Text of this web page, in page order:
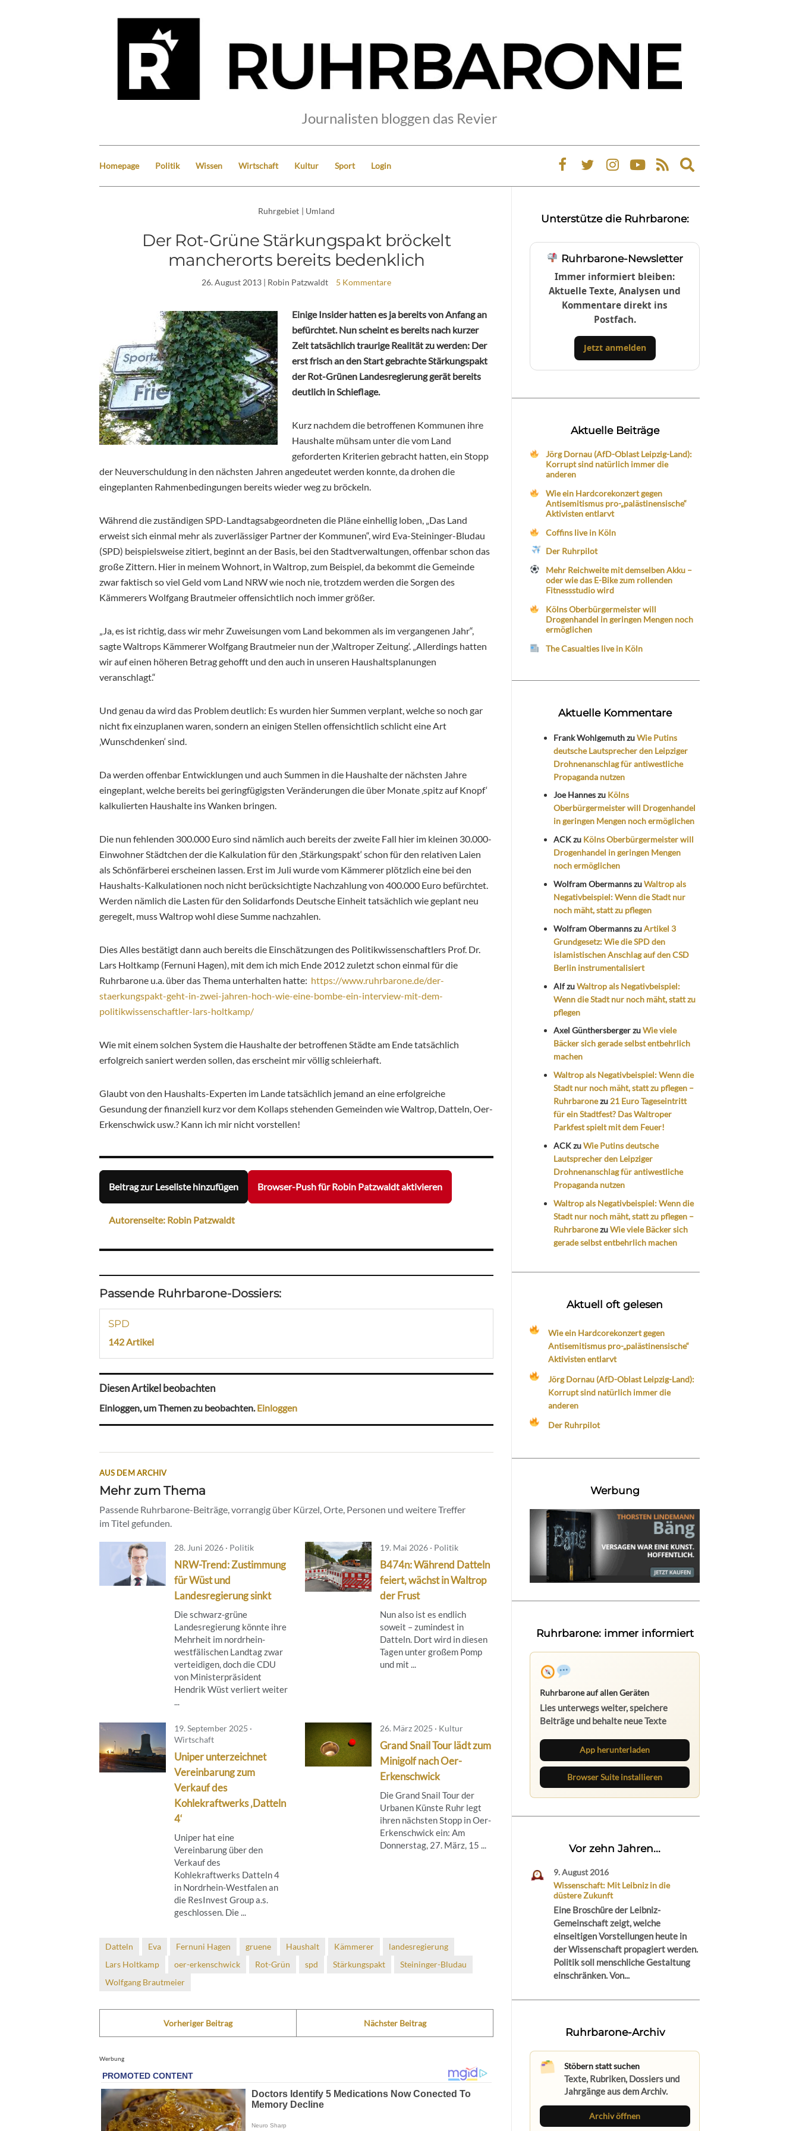
Journalisten bloggen das Revier
Homepage Politik Wissen Wirtschaft Kultur Sport Login
Expand
search
Ruhrgebiet | Umland
Der Rot-Grüne Stärkungspakt bröckelt
mancherorts bereits bedenklich
26. August 2013 | Robin Patzwaldt 5 Kommentare
Einige Insider hatten es ja bereits von Anfang an
befürchtet. Nun scheint es bereits nach kurzer
Zeit tatsächlich traurige Realität zu werden: Der
erst frisch an den Start gebrachte Stärkungspakt
der Rot-Grünen Landesregierung gerät bereits
deutlich in Schieflage.
Kurz nachdem die betroffenen Kommunen ihre
Haushalte mühsam unter die vom Land
geforderten Kriterien gebracht hatten, ein Stopp
der Neuverschuldung in den nächsten Jahren angedeutet werden konnte, da drohen die
eingeplanten Rahmenbedingungen bereits wieder weg zu bröckeln.
Während die zuständigen SPD-Landtagsabgeordneten die Pläne einhellig loben, „Das Land
erweist sich einmal mehr als zuverlässiger Partner der Kommunen“, wird Eva-Steininger-Bludau
(SPD) beispielsweise zitiert, beginnt an der Basis, bei den Stadtverwaltungen, offenbar schon das
große Zittern. Hier in meinem Wohnort, in Waltrop, zum Beispiel, da bekommt die Gemeinde
zwar faktisch so viel Geld vom Land NRW wie noch nie, trotzdem werden die Sorgen des
Kämmerers Wolfgang Brautmeier offensichtlich noch immer größer.
„Ja, es ist richtig, dass wir mehr Zuweisungen vom Land bekommen als im vergangenen Jahr“,
sagte Waltrops Kämmerer Wolfgang Brautmeier nun der ‚Waltroper Zeitung‘. „Allerdings hatten
wir auf einen höheren Betrag gehofft und den auch in unseren Haushaltsplanungen
veranschlagt.“
Und genau da wird das Problem deutlich: Es wurden hier Summen verplant, welche so noch gar
nicht fix einzuplanen waren, sondern an einigen Stellen offensichtlich schlicht eine Art
‚Wunschdenken‘ sind.
Da werden offenbar Entwicklungen und auch Summen in die Haushalte der nächsten Jahre
eingeplant, welche bereits bei geringfügigsten Veränderungen die über Monate ‚spitz auf Knopf‘
kalkulierten Haushalte ins Wanken bringen.
Die nun fehlenden 300.000 Euro sind nämlich auch bereits der zweite Fall hier im kleinen 30.000-
Einwohner Städtchen der die Kalkulation für den ‚Stärkungspakt‘ schon für den relativen Laien
als Schönfärberei erscheinen lassen. Erst im Juli wurde vom Kämmerer plötzlich eine bei den
Haushalts-Kalkulationen noch nicht berücksichtigte Nachzahlung von 400.000 Euro befürchtet.
Werden nämlich die Lasten für den Solidarfonds Deutsche Einheit tatsächlich wie geplant neu
geregelt, muss Waltrop wohl diese Summe nachzahlen.
Dies Alles bestätigt dann auch bereits die Einschätzungen des Politikwissenschaftlers Prof. Dr.
Lars Holtkamp (Fernuni Hagen), mit dem ich mich Ende 2012 zuletzt schon einmal für die
Ruhrbarone u.a. über das Thema unterhalten hatte: https://www.ruhrbarone.de/der-
staerkungspakt-geht-in-zwei-jahren-hoch-wie-eine-bombe-ein-interview-mit-dem-
politikwissenschaftler-lars-holtkamp/
Wie mit einem solchen System die Haushalte der betroffenen Städte am Ende tatsächlich
erfolgreich saniert werden sollen, das erscheint mir völlig schleierhaft.
Glaubt von den Haushalts-Experten im Lande tatsächlich jemand an eine erfolgreiche
Gesundung der finanziell kurz vor dem Kollaps stehenden Gemeinden wie Waltrop, Datteln, Oer-
Erkenschwick usw.? Kann ich mir nicht vorstellen!
Beitrag zur Leseliste hinzufügen Browser-Push für Robin Patzwaldt aktivieren
Autorenseite: Robin Patzwaldt
Passende Ruhrbarone-Dossiers:
SPD
142 Artikel
Diesen Artikel beobachten
Einloggen, um Themen zu beobachten.Einloggen
AUS DEM ARCHIV
Mehr zum Thema
Passende Ruhrbarone-Beiträge, vorrangig über Kürzel, Orte, Personen und weitere Treffer
im Titel gefunden.
28. Juni 2026 · Politik
NRW-Trend: Zustimmung
für Wüst und
Landesregierung sinkt
Die schwarz-grüne
Landesregierung könnte ihre
Mehrheit im nordrhein-
westfälischen Landtag zwar
verteidigen, doch die CDU
von Ministerpräsident
Hendrik Wüst verliert weiter
19. Mai 2026 · Politik
B474n: Während Datteln
feiert, wächst in Waltrop
der Frust
Nun also ist es endlich
soweit – zumindest in
Datteln. Dort wird in diesen
Tagen unter großem Pomp
und mit ...
19. September 2025 ·
Wirtschaft
Uniper unterzeichnet
Vereinbarung zum
Verkauf des
Kohlekraftwerks ‚Datteln
4‘
Uniper hat eine
Vereinbarung über den
Verkauf des
Kohlekraftwerks Datteln 4
in Nordrhein-Westfalen an
die ResInvest Group a.s.
geschlossen. Die ...
26. März 2025 · Kultur
Grand Snail Tour lädt zum
Minigolf nach Oer-
Erkenschwick
Die Grand Snail Tour der
Urbanen Künste Ruhr legt
ihren nächsten Stopp in Oer-
Erkenschwick ein: Am
Donnerstag, 27. März, 15 ...
Datteln Eva Fernuni Hagen gruene Haushalt Kämmerer
landesregierung
Lars Holtkamp
oer-erkenschwick Rot-Grün spd Stärkungspakt
Steininger-Bludau
Wolfgang Brautmeier
Vorheriger Beitrag Nächster Beitrag
Werbung
Unterstütze die Ruhrbarone:
Ruhrbarone-Newsletter
Immer informiert bleiben:
Aktuelle Texte, Analysen und
Kommentare direkt ins
Postfach.
Jetzt anmelden
Aktuelle Beiträge
Jörg Dornau (AfD-Oblast Leipzig-Land):
Korrupt sind natürlich immer die
anderen
Wie ein Hardcorekonzert gegen
Antisemitismus pro-„palästinensische“
Aktivisten entlarvt
Coffins live in Köln
Der Ruhrpilot
Mehr Reichweite mit demselben Akku –
oder wie das E-Bike zum rollenden
Fitnessstudio wird
Kölns Oberbürgermeister will
Drogenhandel in geringen Mengen noch
ermöglichen
The Casualties live in Köln
Aktuelle Kommentare
Frank WohlgemuthzuWie Putins
deutsche Lautsprecher den Leipziger
Drohnenanschlag für antiwestliche
Propaganda nutzen
Joe Hanneszu Kölns
Oberbürgermeister will Drogenhandel
in geringen Mengen noch ermöglichen
ACKzu Kölns Oberbürgermeister will
Drogenhandel in geringen Mengen
noch ermöglichen
Wolfram ObermannszuWaltrop als
Negativbeispiel: Wenn die Stadt nur
noch mäht, statt zu pflegen
Wolfram ObermannszuArtikel 3
Grundgesetz: Wie die SPD den
islamistischen Anschlag auf den CSD
Berlin instrumentalisiert
AlfzuWaltrop als Negativbeispiel:
Wenn die Stadt nur noch mäht, statt zu
pflegen
Axel GünthersbergerzuWie viele
Bäcker sich gerade selbst entbehrlich
machen
Waltrop als Negativbeispiel: Wenn die
Stadt nur noch mäht, statt zu pflegen –
Ruhrbaronezu 21 Euro Tageseintritt
für ein Stadtfest? Das Waltroper
Parkfest spielt mit dem Feuer!
ACKzuWie Putins deutsche
Lautsprecher den Leipziger
Drohnenanschlag für antiwestliche
Propaganda nutzen
Waltrop als Negativbeispiel: Wenn die
Stadt nur noch mäht, statt zu pflegen –
RuhrbaronezuWie viele Bäcker sich
gerade selbst entbehrlich machen
Aktuell oft gelesen
Wie ein Hardcorekonzert gegen
Antisemitismus pro-„palästinensische“
Aktivisten entlarvt
Jörg Dornau (AfD-Oblast Leipzig-Land):
Korrupt sind natürlich immer die
anderen
Der Ruhrpilot
Werbung
Ruhrbarone: immer informiert
Ruhrbarone auf allen Geräten
Lies unterwegs weiter, speichere
Beiträge und behalte neue Texte
App herunterladen
Browser Suite installieren
Vor zehn Jahren...
9. August 2016
Wissenschaft: Mit Leibniz in die
düstere Zukunft
Eine Broschüre der Leibniz-
Gemeinschaft zeigt, welche
einseitigen Vorstellungen heute in
der Wissenschaft propagiert werden.
Politik soll menschliche Gestaltung
einschränken. Von...
Ruhrbarone-Archiv
Stöbern statt suchen
Texte, Rubriken, Dossiers und
Jahrgänge aus dem Archiv.
Archiv öffnen